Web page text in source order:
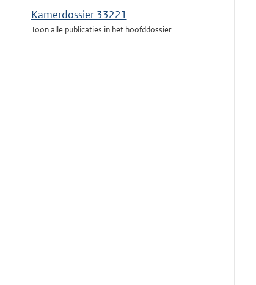
Kamerdossier 33221
Toon alle publicaties in het hoofddossier